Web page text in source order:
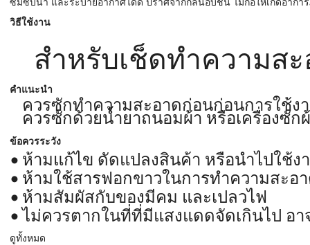
ซึมซับน้ำ และระบายอากาศได้ดี ปราศจากกลิ่นอับชื้น ไม่ก่อให้เกิดอากา
วิธีใช้งาน
สำหรับเช็ดทำความสะ
คำแนะนำ
ควรซักทำความสะอาดก่อนก่อนการใช้ง
ควรซักด้วยน้ำยาถนอมผ้า หรือเครื่องซัก
ข้อควรระวัง
ห้ามแก้ไข ดัดแปลงสินค้า หรือนำไปใช้ง
ห้ามใช้สารฟอกขาวในการทำความสะอ
ห้ามสัมผัสกับของมีคม และเปลวไฟ
ไม่ควรตากในที่ที่มีแสงแดดจัดเกินไป อา
ดูทั้งหมด